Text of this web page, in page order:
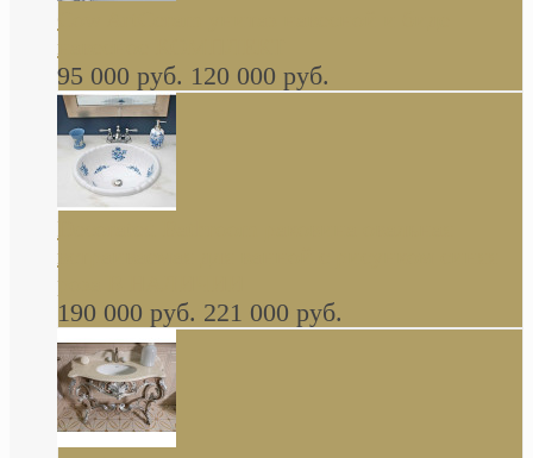
навесное КОМПЛЕКТ
95 000 руб. 120 000 руб.
Decorated Bathroom раковина овальная
встраиваемая для ванной с рисунком синяя
роза В НАЛИЧИИ
190 000 руб. 221 000 руб.